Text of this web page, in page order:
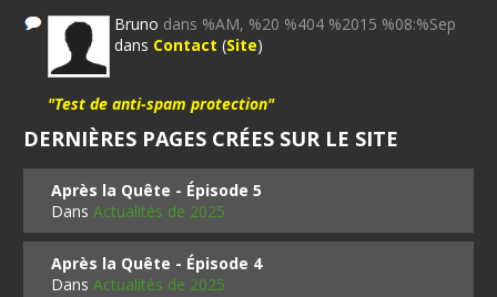
Bruno dans %AM, %20 %404 %2015 %08:%Sep
dans Contact (Site)
"Test de anti-spam protection"
DERNIÈRES PAGES CRÉES SUR LE SITE
Après la Quête - Épisode 5
DansActualités de 2025
Après la Quête - Épisode 4
DansActualités de 2025